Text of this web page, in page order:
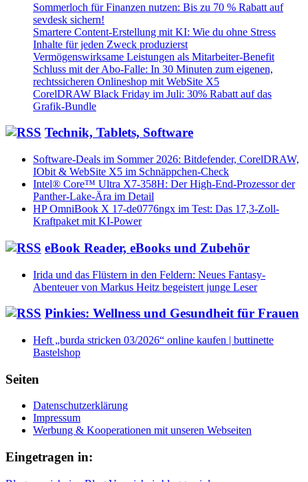
Sommerloch für Finanzen nutzen: Bis zu 70 % Rabatt auf
sevdesk sichern!
Smartere Content-Erstellung mit KI: Wie du ohne Stress
Inhalte für jeden Zweck produzierst
Vermögenswirksame Leistungen als Mitarbeiter-Benefit
Schluss mit der Abo-Falle: In 30 Minuten zum eigenen,
rechtssicheren Onlineshop mit WebSite X5
CorelDRAW Black Friday im Juli: 30% Rabatt auf das
Grafik-Bundle
Technik, Tablets, Software
Software-Deals im Sommer 2026: Bitdefender, CorelDRAW,
IObit & WebSite X5 im Schnäppchen-Check
Intel® Core™ Ultra X7-358H: Der High-End-Prozessor der
Panther-Lake-Ära im Detail
HP OmniBook X 17-de0776ngx im Test: Das 17,3-Zoll-
Kraftpaket mit KI-Power
eBook Reader, eBooks und Zubehör
Irida und das Flüstern in den Feldern: Neues Fantasy-
Abenteuer von Markus Heitz begeistert junge Leser
Pinkies: Wellness und Gesundheit für Frauen
Heft „burda stricken 03/2026“ online kaufen | buttinette
Bastelshop
Seiten
Datenschutzerklärung
Impressum
Werbung & Kooperationen mit unseren Webseiten
Eingetragen in: